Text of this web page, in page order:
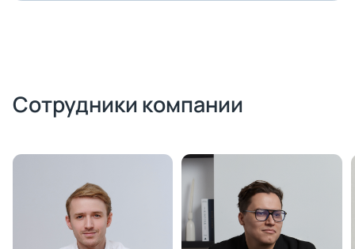
Сотрудники компании